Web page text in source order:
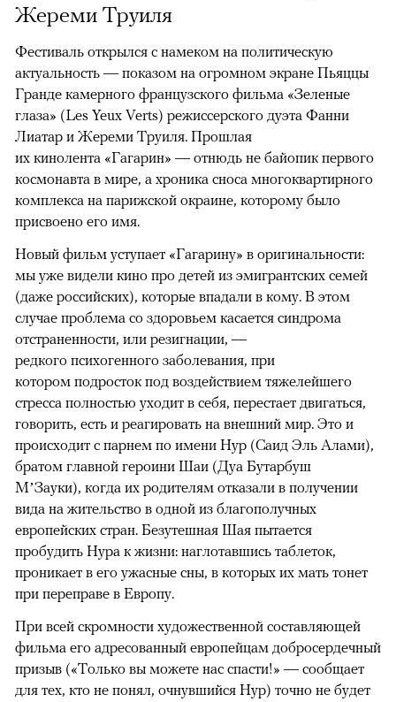
Жереми Труиля
Фестиваль открылся с намеком на политическую
актуальность — показом на огромном экране Пьяццы
Гранде камерного французского фильма «Зеленые
глаза» (Les Yeux Verts) режиссерского дуэта Фанни
Лиатар и Жереми Труиля. Прошлая
их кинолента «Гагарин» — отнюдь не байопик первого
космонавта в мире, а хроника сноса многоквартирного
комплекса на парижской окраине, которому было
присвоено его имя.
Новый фильм уступает «Гагарину» в оригинальности:
мы уже видели кино про детей из эмигрантских семей
(даже российских), которые впадали в кому. В этом
случае проблема со здоровьем касается синдрома
отстраненности, или резигнации, —
редкого психогенного заболевания, при
котором подросток под воздействием тяжелейшего
стресса полностью уходит в себя, перестает двигаться,
говорить, есть и реагировать на внешний мир. Это и
происходит с парнем по имени Нур (Саид Эль Алами),
братом главной героини Шаи (Дуа Бутарбуш
М’Зауки), когда их родителям отказали в получении
вида на жительство в одной из благополучных
европейских стран. Безутешная Шая пытается
пробудить Нура к жизни: наглотавшись таблеток,
проникает в его ужасные сны, в которых их мать тонет
при переправе в Европу.
При всей скромности художественной составляющей
фильма его адресованный европейцам добросердечный
призыв («Только вы можете нас спасти!» — сообщает
для тех, кто не понял, очнувшийся Нур) точно не будет